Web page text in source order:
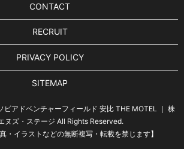
CONTACT
RECRUIT
PRIVACY POLICY
SITEMAP
アドベンチャーフィールド 安比 THE MOTEL ｜ 株
ヌズ・ステージ All Rights Reserved.
・イラストなどの無断複写・転載を禁じます】